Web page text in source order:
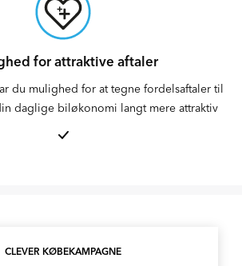
for attraktive aftaler
du mulighed for at tegne fordelsaftaler til
daglige biløkonomi langt mere attraktiv
CLEVER KØBEKAMPAGNE